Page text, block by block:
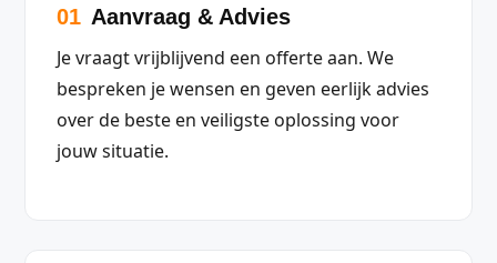
01 Aanvraag & Advies
Je vraagt vrijblijvend een offerte aan. We
bespreken je wensen en geven eerlijk advies
over de beste en veiligste oplossing voor
jouw situatie.